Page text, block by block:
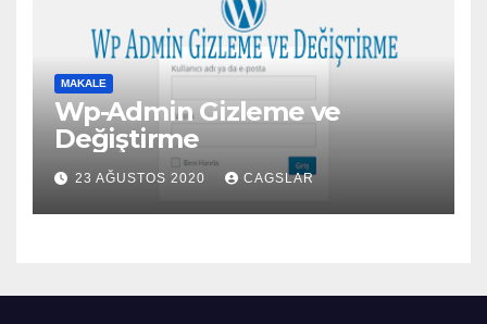
MAKALE
Wp-Admin Gizleme ve
Değiştirme
23 AĞUSTOS 2020 CAGSLAR